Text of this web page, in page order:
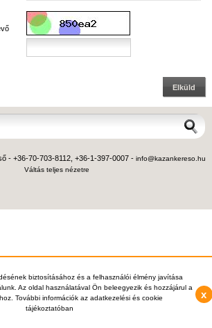
biztosításához és a felhasználói élmény javítása
Az oldal használatával Ön beleegyezik és hozzájárul a
További információk az adatkezelési és cookie
tájékoztatóban
x
Elküld
- +36-70-703-8112, +36-1-397-0007 - info@kazankereso.hu
Váltás teljes nézetre